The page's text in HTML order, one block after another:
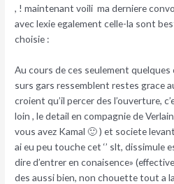
, ! maintenant voili ma derniere
avec lexie egalement celle-la sont
choisie :
Au cours de ces seulement quelques
surs gars ressemblent restes grace
croient qu’il percer des l’ouverture,
loin , le detail en compagnie de
vous avez Kamal 🙂 ) et societe
ai eu peu touche cet ‘’ slt, dissimule
dire d’entrer en conaisence»
des aussi bien, non chouette tout a